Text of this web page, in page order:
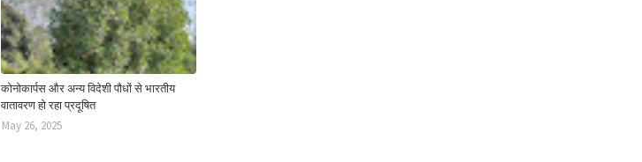
कोनोकार्पस और अन्य विदेशी पौधों से भारतीय
वातावरण हो रहा प्रदूषित
May 26, 2025